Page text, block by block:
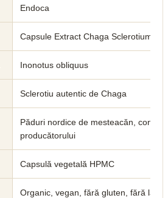
Endoca
Capsule Extract Chaga Sclerotium
Inonotus obliquus
Sclerotiu autentic de Chaga
Păduri nordice de mesteacăn,
producătorului
Capsulă vegetală HPMC
Organic, vegan, fără gluten, fără